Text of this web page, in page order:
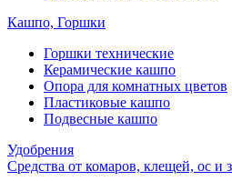
Кашпо, Горшки
Горшки технические
Керамические кашпо
Опора для комнатных цветов
Пластиковые кашпо
Подвесные кашпо
Удобрения
Средства от комаров, клещей, ос и